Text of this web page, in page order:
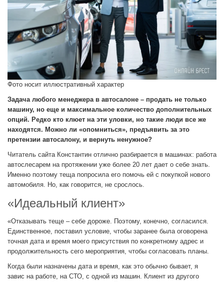
Фото носит иллюстративный характер
Задача любого менеджера в автосалоне – продать не только
машину, но еще и максимальное количество дополнительных
опций. Редко кто клюет на эти уловки, но такие люди все же
находятся. Можно ли «опомниться», предъявить за это
претензии автосалону, и вернуть ненужное?
Читатель сайта Константин отлично разбирается в машинах: работа
автослесарем на протяжении уже более 20 лет дает о себе знать.
Именно поэтому теща попросила его помочь ей с покупкой нового
автомобиля. Но, как говорится, не срослось.
«Идеальный клиент»
«Отказывать теще – себе дороже. Поэтому, конечно, согласился.
Единственное, поставил условие, чтобы заранее была оговорена
точная дата и время моего присутствия по конкретному адрес и
продолжительность сего мероприятия, чтобы согласовать планы.
Когда были назначены дата и время, как это обычно бывает, я
завис на работе, на СТО, с одной из машин. Клиент из другого